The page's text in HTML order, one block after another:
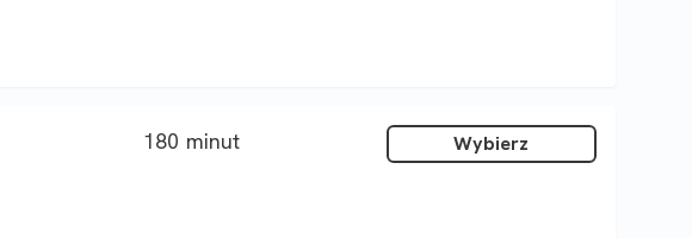
180 minut Wybierz